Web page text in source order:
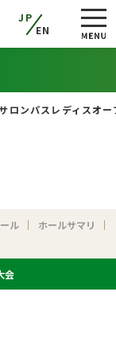
JP
EN
ロンパスレディスオー
ル
ホールサマリ
会